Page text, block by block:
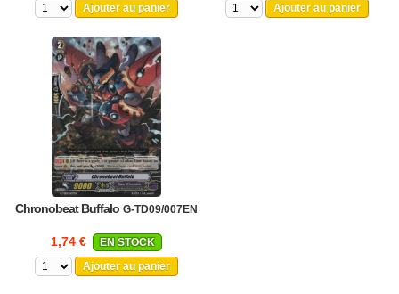
Ajouter au panier
Ajouter au panier
Chronobeat Buffalo G-TD09/007EN
1,74 €
EN STOCK
Ajouter au panier